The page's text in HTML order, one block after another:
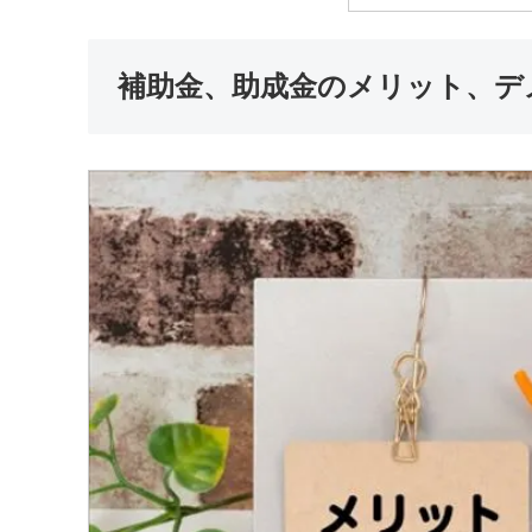
補助金、助成金のメリット、